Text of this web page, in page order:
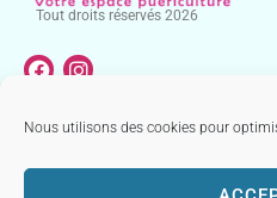
Nous utilisons des cookies pour
Tout droits réservés 2026
MENTIONS LÉGALES &